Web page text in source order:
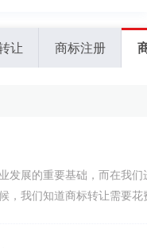
让 商标注册
发展的重要基础，而在我
，我们知道商标转让需要